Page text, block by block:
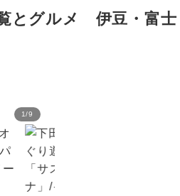
とグルメ 伊豆・富
1/9